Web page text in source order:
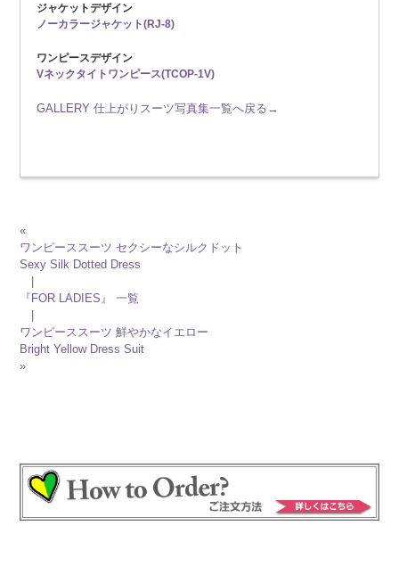
ジャケットデザイン
ノーカラージャケット(RJ-8)
ワンピースデザイン
Vネックタイトワンピース(TCOP-1V)
GALLERY 仕上がりスーツ写真集一覧へ戻る→
«
ワンピーススーツ セクシーなシルクドット
Sexy Silk Dotted Dress
『FOR LADIES』 一覧
ワンピーススーツ 鮮やかなイエロー
Bright Yellow Dress Suit
»